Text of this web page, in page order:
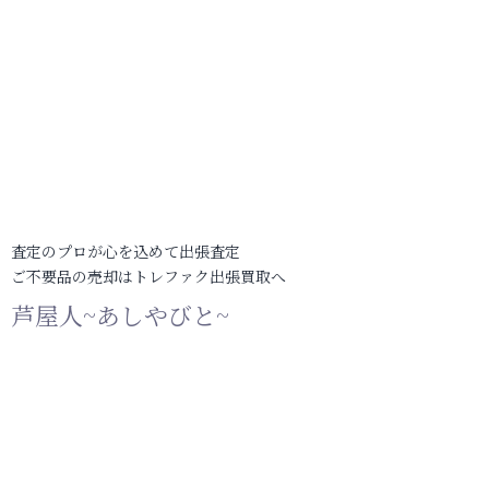
査定のプロが心を込めて出張査定
ご不要品の売却はトレファク出張買取へ
芦屋人~あしやびと~